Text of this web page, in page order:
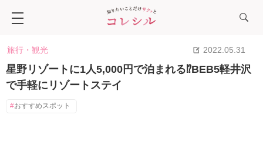
旅行・観光 2022.05.31
星野リゾートに1人5,000円で泊まれる⁉BEB5軽井沢
で手軽にリゾートステイ
おすすめスポット